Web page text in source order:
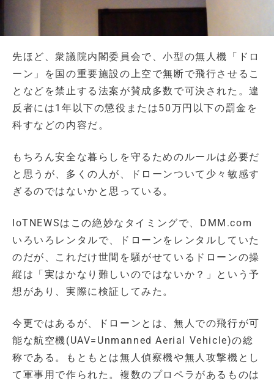
先ほど、衆議院内閣委員会で、小型の無人機「ドロ
ーン」を国の重要施設の上空で無断で飛行させるこ
となどを禁止する法案が賛成多数で可決された。違
反者には1年以下の懲役または50万円以下の罰金を
科すなどの内容だ。
もちろん安全な暮らしを守るためのルールは必要だ
と思うが、多くの人が、ドローンついて少々敏感す
ぎるのではないかと思っている。
IoTNEWSはこの絶妙なタイミングで、DMM.com
いろいろレンタルで、ドローンをレンタルしていた
のだが、これだけ世間を騒がせているドローンの操
縦は「実はかなり難しいのではないか？」という予
想があり、実際に検証してみた。
今更ではあるが、ドローンとは、無人での飛行が可
能な航空機(UAV=Unmanned Aerial Vehicle)の総
称である。もともとは無人偵察機や無人攻撃機とし
て軍事用で作られた。複数のプロペラがあるものは